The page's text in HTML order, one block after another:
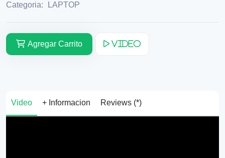
Categoria: LAPTOP
Agregar Carrito Video
Video + Informacion Reviews (*)